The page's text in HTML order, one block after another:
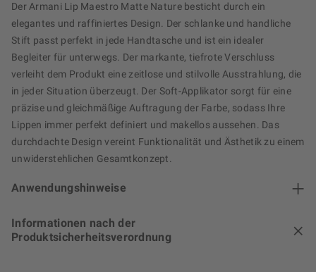
Der Armani Lip Maestro Matte Nature besticht durch ein
elegantes und raffiniertes Design. Der schlanke und handliche
Stift passt perfekt in jede Handtasche und ist ein idealer
Begleiter für unterwegs. Der markante, tiefrote Verschluss
verleiht dem Produkt eine zeitlose und stilvolle Ausstrahlung, die
in jeder Situation überzeugt. Der Soft-Applikator sorgt für eine
präzise und gleichmäßige Auftragung der Farbe, sodass Ihre
Lippen immer perfekt definiert und makellos aussehen. Das
durchdachte Design vereint Funktionalität und Ästhetik zu einem
unwiderstehlichen Gesamtkonzept.
Anwendungshinweise
Informationen nach der
Produktsicherheitsverordnung